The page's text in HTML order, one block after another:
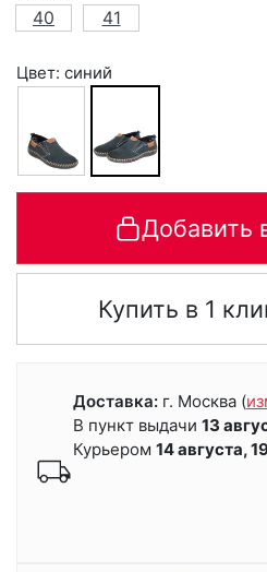
40
41
Цвет: синий
Добавить
Купить в 1
Доставка: г. Москва (
В пункт выдачи 13
Курьером 14 августа,